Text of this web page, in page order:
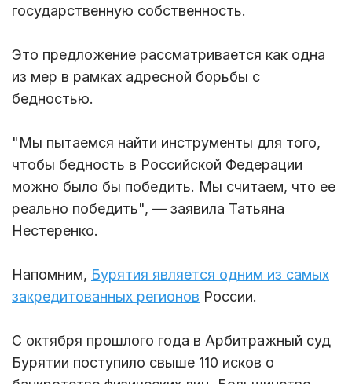
государственную собственность.
Это предложение рассматривается как одна
из мер в рамках адресной борьбы с
бедностью.
"Мы пытаемся найти инструменты для того,
чтобы бедность в Российской Федерации
можно было бы победить. Мы считаем, что ее
реально победить", — заявила Татьяна
Нестеренко.
Напомним, Бурятия является одним из самых
закредитованных регионов России.
С октября прошлого года в Арбитражный суд
Бурятии поступило свыше 110 исков о